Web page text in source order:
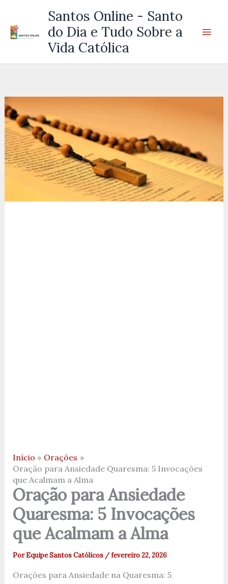
Santos Online - Santo
do Dia e Tudo Sobre a
Vida Católica
Início
Orações
Oração para Ansiedade Quaresma: 5 Invocações
que Acalmam a Alma
Oração para Ansiedade
Quaresma: 5 Invocações
que Acalmam a Alma
PorEquipe Santos Católicos /fevereiro 22, 2026
Orações para Ansiedade na Quaresma: 5